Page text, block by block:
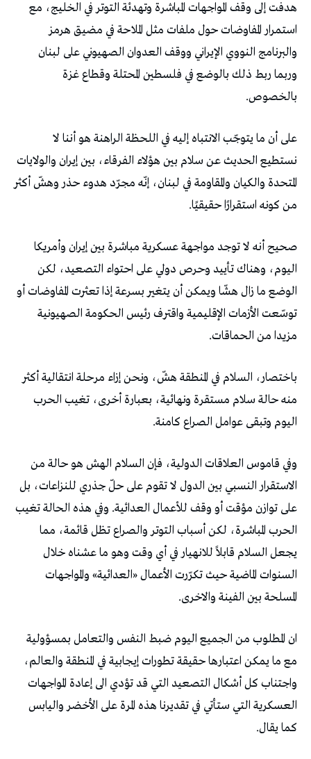
هدفت إلى وقف المواجهات المباشرة وتهدئة التوتر في الخليج، مع
استمرار المفاوضات حول ملفات مثل الملاحة في مضيق هرمز
والبرنامج النووي الإيراني ووقف العدوان الصهيوني على لبنان
وربما ربط ذلك بالوضع في فلسطين المحتلة وقطاع غزة
بالخصوص.
على أن ما يتوجّب الانتباه إليه في اللحظة الراهنة هو أننا لا
نستطيع الحديث عن سلام بين هؤلاء الفرقاء، بين إيران والولايات
المتحدة والكيان والمقاومة في لبنان، إنّه مجرّد هدوء حذر وهشّ أكثر
من كونه استقرارًا حقيقيًا.
صحيح أنه لا توجد مواجهة عسكرية مباشرة بين إيران وأمريكا
اليوم، وهناك تأييد وحرص دولي على احتواء التصعيد، لكن
الوضع ما زال هشّا ويمكن أن يتغير بسرعة إذا تعثرت المفاوضات أو
توسّعت الأزمات الإقليمية واقترف رئيس الحكومة الصهيونية
مزيدا من الحماقات.
باختصار، السلام في المنطقة هشّ، ونحن إزاء مرحلة انتقالية أكثر
منه حالة سلام مستقرة ونهائية، بعبارة أخرى، تغيب الحرب
اليوم وتبقى عوامل الصراع كامنة.
وفي قاموس العلاقات الدولية، فإن السلام الهش هو حالة من
الاستقرار النسبي بين الدول لا تقوم على حلّ جذري للنزاعات، بل
على توازن مؤقت أو وقف للأعمال العدائية. وفي هذه الحالة تغيب
الحرب المباشرة، لكن أسباب التوتر والصراع تظل قائمة، مما
يجعل السلام قابلاً للانهيار في أي وقت وهو ما عشناه خلال
السنوات الماضية حيث تكرّرت الأعمال «العدائية» والمواجهات
المسلحة بين الفينة والاخرى.
ان المطلوب من الجميع اليوم ضبط النفس والتعامل بمسؤولية
مع ما يمكن اعتبارها حقيقة تطورات إيجابية في المنطقة والعالم،
واجتناب كل أشكال التصعيد التي قد تؤدي الى إعادة المواجهات
العسكرية التي ستأتي في تقديرنا هذه المرة على الأخضر واليابس
كما يقال.